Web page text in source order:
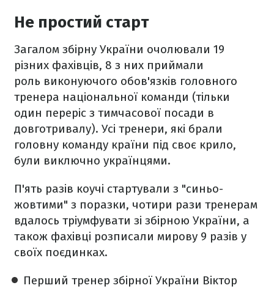
Не простий старт
Загалом збірну України очолювали 19
різних фахівців, 8 з них приймали
роль виконуючого обов'язків головного
тренера національної команди (тільки
один переріс з тимчасової посади в
довготривалу). Усі тренери, які брали
головну команду країни під своє крило,
були виключно українцями.
П'ять разів коучі стартували з "синьо-
жовтими" з поразки, чотири рази тренерам
вдалось тріумфувати зі збірною України, а
також фахівці розписали мирову 9 разів у
своїх поєдинках.
Перший тренер збірної України Віктор